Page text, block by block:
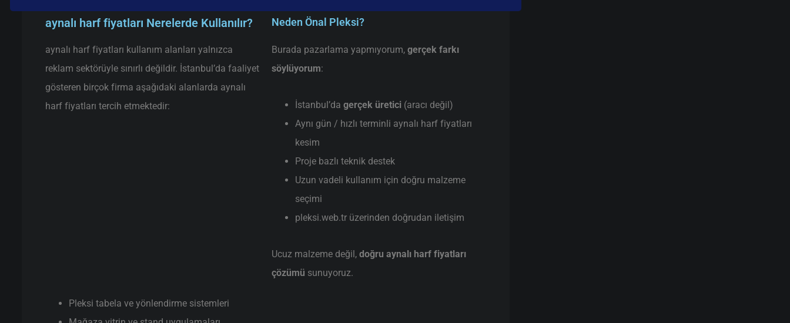
aynalı harf fiyatları Nerelerde Kullanılır? Neden Önal Pleksi?
aynalı harf fiyatları kullanım alanları yalnızca
reklam sektörüyle sınırlı değildir. İstanbul’da faaliyet
gösteren birçok firma aşağıdaki alanlarda aynalı
harf fiyatları tercih etmektedir:
Burada pazarlama yapmıyorum, gerçek farkı
söylüyorum:
İstanbul’da gerçek üretici(aracı değil)
Aynı gün / hızlı terminli aynalı harf fiyatları
kesim
Proje bazlı teknik destek
Uzun vadeli kullanım için doğru malzeme
seçimi
pleksi.web.tr üzerinden doğrudan iletişim
Ucuz malzeme değil, doğru aynalı harf fiyatları
çözümü sunuyoruz.
Pleksi tabela ve yönlendirme sistemleri